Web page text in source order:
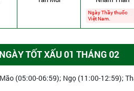
Ngày Thầy thuốc
Việt Nam.
TỐT XẤU 01 THÁNG 02
(05:00-06:59); Ngọ (11:00-12:59);